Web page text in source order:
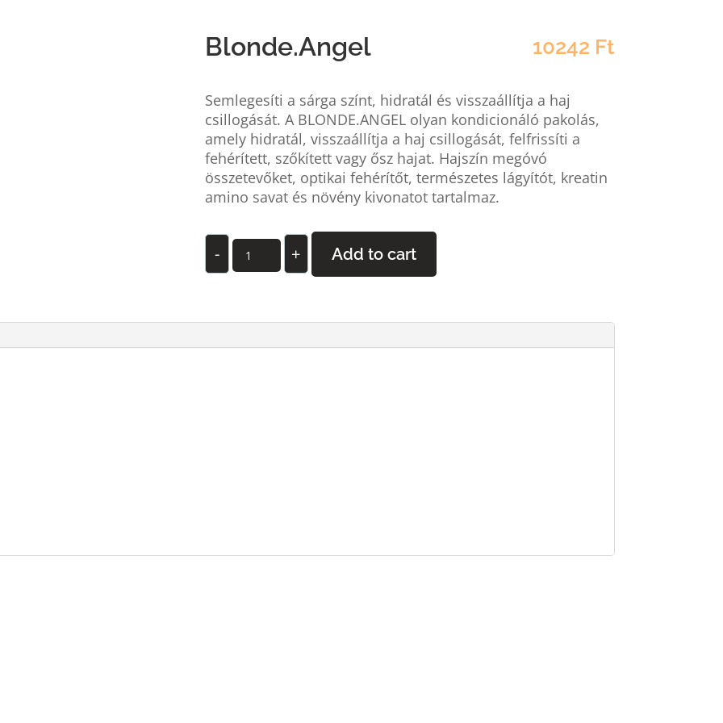
Blonde.Angel 10242 Ft
Semlegesíti a sárga színt, hidratál és visszaállítja a haj
csillogását. ABLONDE.ANGEL olyan kondicionáló pakolás,
amely hidratál, visszaállítja a haj csillogását, felfrissíti a
fehérített, szőkített vagy ősz hajat. Hajszín megóvó
összetevőket, optikai fehérítőt, természetes lágyítót, kreatin
amino savat és növény kivonatot tartalmaz.
-
Blonde.Angel
quantity
+ Add to cart